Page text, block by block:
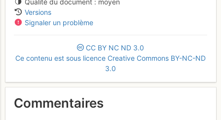
Versions
Signaler un problème
CC BY NC ND 3.0
Ce contenu est sous licence Creative Commons BY-NC-ND
3.0
Commentaires